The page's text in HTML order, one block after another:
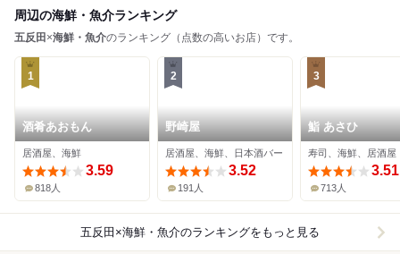
周辺の海鮮・魚介ランキング
五反田 ×海鮮・魚介のランキング（点数の高いお店）です。
1
酒肴あおもん
居酒屋、海鮮
3.59
818人
2
野崎屋
居酒屋、海鮮、日本酒バー
3.52
191人
3
鮨 あさひ
寿司、海鮮、居酒屋
3.51
713人
五反田×海鮮・魚介のランキングをもっと見る